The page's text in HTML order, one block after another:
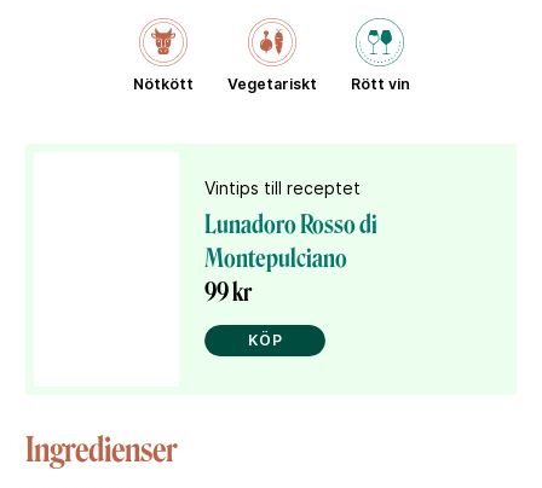
Nötkött Vegetariskt Rött vin
Vintips till receptet
Lunadoro Rosso di
Montepulciano
99 kr
KÖP
Ingredienser